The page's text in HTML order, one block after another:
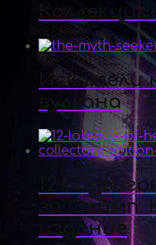
Искатели
вулкана
12
за Олимп.
издание